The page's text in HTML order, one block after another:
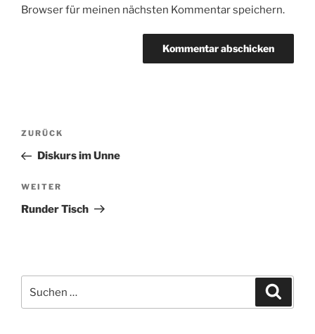
Browser für meinen nächsten Kommentar speichern.
Beitragsnavigation
Vorheriger
Beitrag
ZURÜCK
Diskurs im Unne
Nächster
Beitrag
WEITER
Runder Tisch
nach: